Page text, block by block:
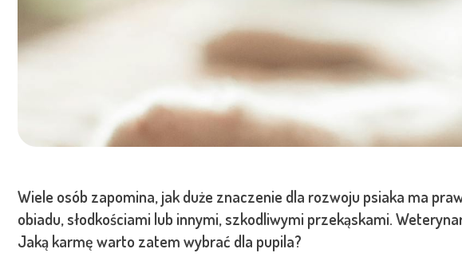
Wiele osób zapomina, jak duże znaczenie dla rozwoju psiaka ma
obiadu, słodkościami lub innymi, szkodliwymi przekąskami.
Jaką karmę warto zatem wybrać dla pupila?